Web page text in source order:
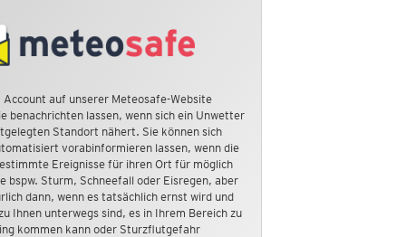
Account auf unserer Meteosafe-Website
benachrichten lassen, wenn sich ein Unwetter
Standort nähert. Sie können sich
vorabinformieren lassen, wenn die
Ereignisse für ihren Ort für möglich
bspw. Sturm, Schneefall oder Eisregen, aber
dann, wenn es tatsächlich ernst wird und
Ihnen unterwegs sind, es in Ihrem Bereich zu
kommen kann oder Sturzflutgefahr